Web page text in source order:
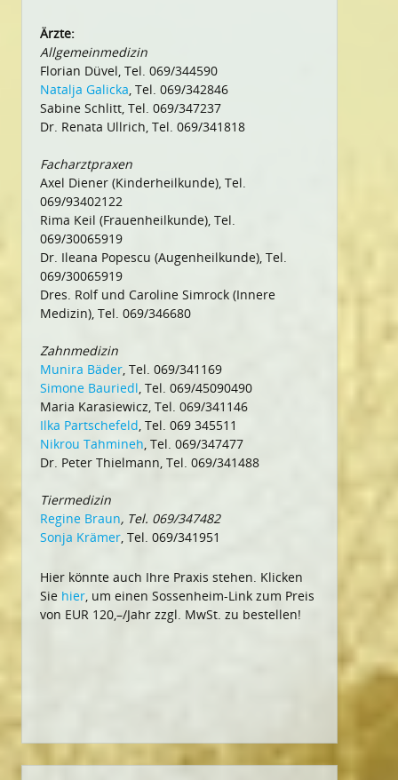
Ärzte:
Allgemeinmedizin
Florian Düvel, Tel. 069/344590
Natalja Galicka, Tel. 069/342846
Sabine Schlitt, Tel. 069/347237
Dr. Renata Ullrich, Tel. 069/341818
Facharztpraxen
Axel Diener (Kinderheilkunde), Tel.
069/93402122
Rima Keil (Frauenheilkunde), Tel.
069/30065919
Dr. Ileana Popescu (Augenheilkunde), Tel.
069/30065919
Dres. Rolf und Caroline Simrock (Innere
Medizin), Tel. 069/346680
Zahnmedizin
Munira Bäder, Tel. 069/341169
Simone Bauriedl, Tel. 069/45090490
Maria Karasiewicz, Tel. 069/341146
Ilka Partschefeld, Tel. 069 345511
Nikrou Tahmineh, Tel. 069/347477
Dr. Peter Thielmann, Tel. 069/341488
Tiermedizin
Regine Braun, Tel. 069/347482
Sonja Krämer, Tel. 069/341951
Hier könnte auch Ihre Praxis stehen. Klicken
Sie hier, um einen Sossenheim-Link zum Preis
von EUR 120,–/Jahr zzgl. MwSt. zu bestellen!